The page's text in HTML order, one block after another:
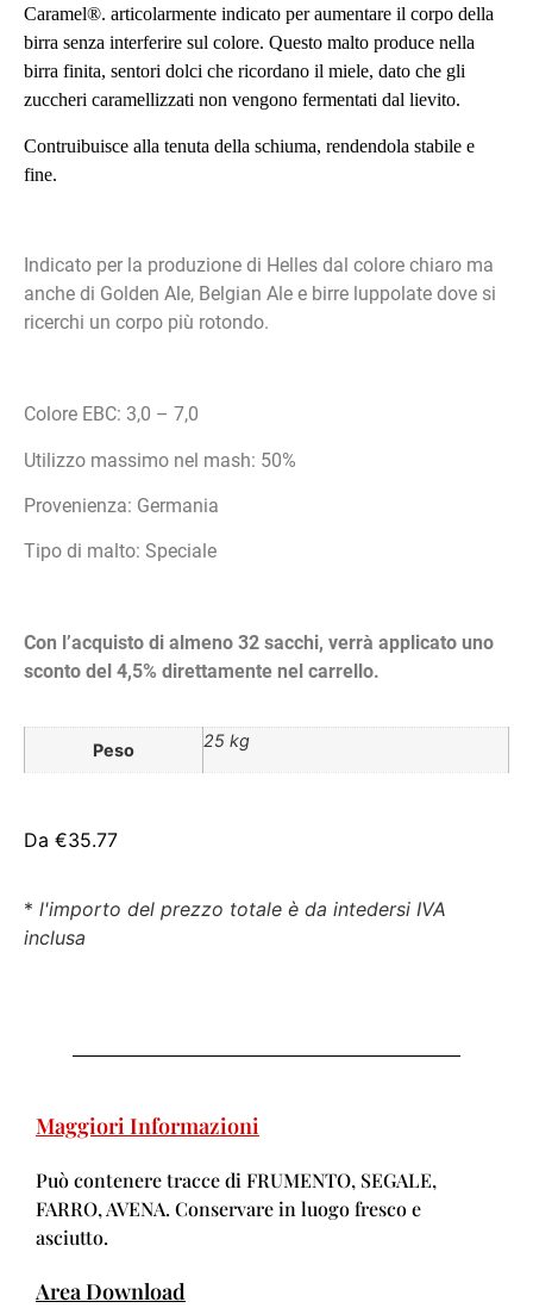
Caramel®. articolarmente indicato per aumentare il corpo della
birra senza interferire sul colore. Questo malto produce nella
birra finita, sentori dolci che ricordano il miele, dato che gli
zuccheri caramellizzati non vengono fermentati dal lievito.
Contruibuisce alla tenuta della schiuma, rendendola stabile e
fine.
Indicato per la produzione di Helles dal colore chiaro ma
anche di Golden Ale, Belgian Ale e birre luppolate dove si
ricerchi un corpo più rotondo.
Colore EBC: 3,0 – 7,0
Utilizzo massimo nel mash: 50%
Provenienza: Germania
Tipo di malto: Speciale
Con l’acquisto di almeno 32 sacchi, verrà applicato uno
sconto del 4,5% direttamente nel carrello.
Peso 25 kg
Da €35.77
* l'importo del prezzo totale è da intedersi IVA
inclusa
Maggiori Informazioni
Può contenere tracce di FRUMENTO, SEGALE,
FARRO, AVENA. Conservare in luogo fresco e
asciutto.
Area Download